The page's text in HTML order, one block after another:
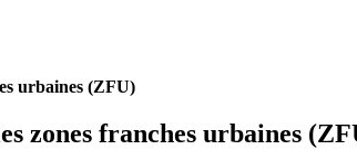
urbaines (ZFU)
zones franches urbaines